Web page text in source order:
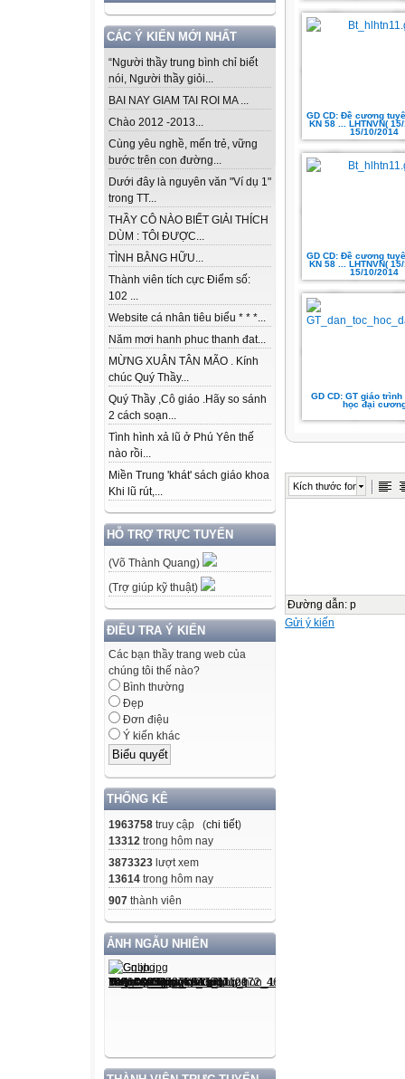
CÁC Ý KIẾN MỚI NHẤT
“Người thầy trung bình chỉ biết
nói, Người thầy giỏi...
BAI NAY GIAM TAI ROI MA ...
Chào 2012 -2013...
Cùng yêu nghề, mến trẻ, vững
bước trên con đường...
Dưới đây là nguyên văn "Ví dụ 1"
trong TT...
THẦY CÔ NÀO BIẾT GIẢI THÍCH
DÙM : TÔI ĐƯỢC...
TÌNH BẰNG HỮU...
Thành viên tích cực Điểm số:
102 ...
Website cá nhân tiêu biểu * * *...
Năm mơi hanh phuc thanh đat...
MỪNG XUÂN TÂN MÃO . Kính
chúc Quý Thầy...
Quý Thầy ,Cô giáo .Hãy so sánh
2 cách soạn...
Tình hình xả lũ ở Phú Yên thế
nào rồi...
Miền Trung 'khát' sách giáo khoa
Khi lũ rút,...
HỖ TRỢ TRỰC TUYẾN
(Võ Thành Quang)
(Trợ giúp kỹ thuật)
ĐIỀU TRA Ý KIẾN
Các bạn thầy trang web của
chúng tôi thế nào?
Bình thường
Đẹp
Đơn điệu
Ý kiến khác
THỐNG KÊ
1963758 truy cập (chi tiết)
13312 trong hôm nay
3873323 lượt xem
13614 trong hôm nay
907 thành viên
ẢNH NGẪU NHIÊN
GD CD: Đề cương
KN 58 ... LHTNVN(
15/10/2014
GD CD: Đề cương
KN 58 ... LHTNVN(
15/10/2014
GD CD: GT giáo
học đại
Kích thước font
Đường dẫn: p
Gửi ý kiến